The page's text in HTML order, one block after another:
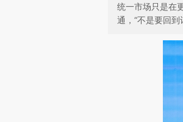
统一市场只是在
通，“不是要回